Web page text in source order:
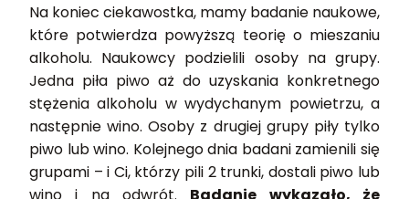
Na koniec ciekawostka, mamy badanie naukowe,
które potwierdza powyższą teorię o mieszaniu
alkoholu. Naukowcy podzielili osoby na grupy.
Jedna piła piwo aż do uzyskania konkretnego
stężenia alkoholu w wydychanym powietrzu, a
następnie wino. Osoby z drugiej grupy piły tylko
piwo lub wino. Kolejnego dnia badani zamienili się
grupami – i Ci, którzy pili 2 trunki, dostali piwo lub
wino i na odwrót. Badanie wykazało, że